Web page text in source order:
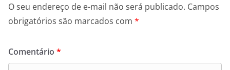
O seu endereço de e-mail não será publicado. Campos
obrigatórios são marcados com *
Comentário *